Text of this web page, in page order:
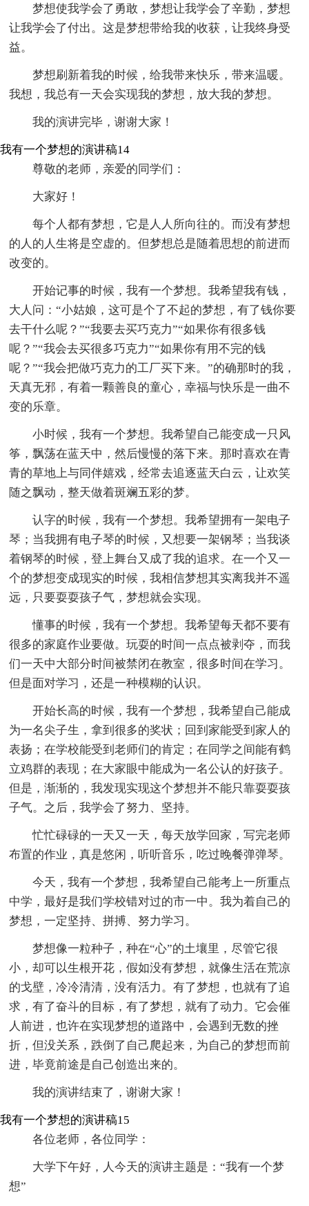
梦想使我学会了勇敢，梦想让我学会了辛勤，梦想
让我学会了付出。这是梦想带给我的收获，让我终身受
益。
梦想刷新着我的时候，给我带来快乐，带来温暖。
我想，我总有一天会实现我的梦想，放大我的梦想。
我的演讲完毕，谢谢大家！
我有一个梦想的演讲稿14
尊敬的老师，亲爱的同学们：
大家好！
每个人都有梦想，它是人人所向往的。而没有梦想
的人的人生将是空虚的。但梦想总是随着思想的前进而
改变的。
开始记事的时候，我有一个梦想。我希望我有钱，
大人问：“小姑娘，这可是个了不起的梦想，有了钱你要
去干什么呢？”“我要去买巧克力”“如果你有很多钱
呢？”“我会去买很多巧克力”“如果你有用不完的钱
呢？”“我会把做巧克力的工厂买下来。”的确那时的我，
天真无邪，有着一颗善良的童心，幸福与快乐是一曲不
变的乐章。
小时候，我有一个梦想。我希望自己能变成一只风
筝，飘荡在蓝天中，然后慢慢的落下来。那时喜欢在青
青的草地上与同伴嬉戏，经常去追逐蓝天白云，让欢笑
随之飘动，整天做着斑斓五彩的梦。
认字的时候，我有一个梦想。我希望拥有一架电子
琴；当我拥有电子琴的时候，又想要一架钢琴；当我谈
着钢琴的时候，登上舞台又成了我的追求。在一个又一
个的梦想变成现实的时候，我相信梦想其实离我并不遥
远，只要耍耍孩子气，梦想就会实现。
懂事的时候，我有一个梦想。我希望每天都不要有
很多的家庭作业要做。玩耍的时间一点点被剥夺，而我
们一天中大部分时间被禁闭在教室，很多时间在学习。
但是面对学习，还是一种模糊的认识。
开始长高的时候，我有一个梦想，我希望自己能成
为一名尖子生，拿到很多的奖状；回到家能受到家人的
表扬；在学校能受到老师们的肯定；在同学之间能有鹤
立鸡群的表现；在大家眼中能成为一名公认的好孩子。
但是，渐渐的，我发现实现这个梦想并不能只靠耍耍孩
子气。之后，我学会了努力、坚持。
忙忙碌碌的一天又一天，每天放学回家，写完老师
布置的作业，真是悠闲，听听音乐，吃过晚餐弹弹琴。
今天，我有一个梦想，我希望自己能考上一所重点
中学，最好是我们学校错对过的市一中。我为着自己的
梦想，一定坚持、拼搏、努力学习。
梦想像一粒种子，种在“心”的土壤里，尽管它很
小，却可以生根开花，假如没有梦想，就像生活在荒凉
的戈壁，冷冷清清，没有活力。有了梦想，也就有了追
求，有了奋斗的目标，有了梦想，就有了动力。它会催
人前进，也许在实现梦想的道路中，会遇到无数的挫
折，但没关系，跌倒了自己爬起来，为自己的梦想而前
进，毕竟前途是自己创造出来的。
我的演讲结束了，谢谢大家！
我有一个梦想的演讲稿15
各位老师，各位同学：
大学下午好，人今天的演讲主题是：“我有一个梦
想”